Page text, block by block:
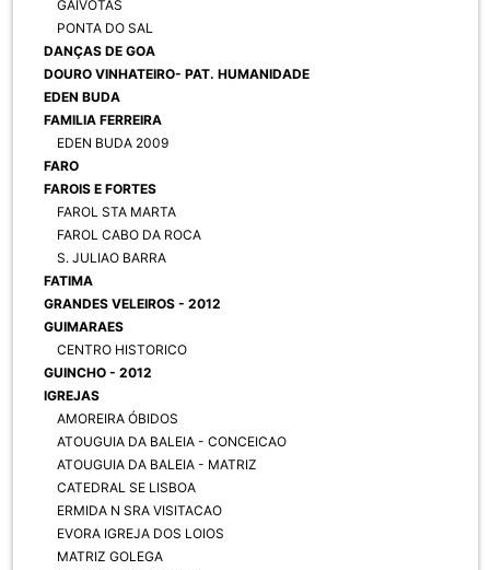
GAIVOTAS
PONTA DO SAL
DANÇAS DE GOA
DOURO VINHATEIRO- PAT. HUMANIDADE
EDEN BUDA
FAMILIA FERREIRA
EDEN BUDA 2009
FARO
FAROIS E FORTES
FAROL STA MARTA
FAROL CABO DA ROCA
S. JULIAO BARRA
FATIMA
GRANDES VELEIROS - 2012
GUIMARAES
CENTRO HISTORICO
GUINCHO - 2012
IGREJAS
AMOREIRA ÓBIDOS
ATOUGUIA DA BALEIA - CONCEICAO
ATOUGUIA DA BALEIA - MATRIZ
CATEDRAL SE LISBOA
ERMIDA N SRA VISITACAO
EVORA IGREJA DOS LOIOS
MATRIZ GOLEGA